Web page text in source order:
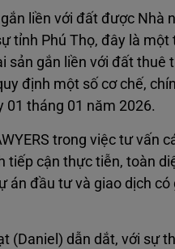
liền với đất được Nhà
tỉnh Phú Thọ, đây là
sản gắn liền với đất thuê
định một số cơ chế,
tháng 01 năm 2026.
trong việc tư vấn
tiếp cận thực tiễn, toàn
đầu tư và giao dịch có
(Daniel) dẫn dắt, với sự